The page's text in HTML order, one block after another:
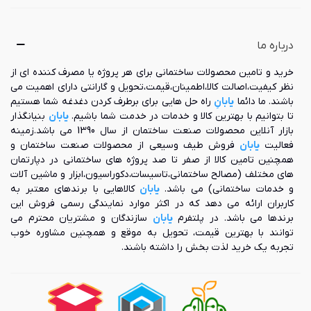
قرار گیرد. مهم‌ترین چالشی که این محصول دارد، سنگینی و جاگیر
بودن آن است؛ که شرایط حمل و استقرار آن ها را با دشواری مواجه
کرده است. لذا با کوچک شدن متراژ خانه‌های امروزی، این محصول
نیز از خانه‌ها رخت بربسته‌ است. همچنین باید اشاره کنیم که این
محصول از طراحی متنوعی برخوردار نبوده و می‌تواند به صورت
گازی، برقی و یا برقی - گازی مورد استفاده قرار گیرد.
2) اجاق گاز کشویی: این مدل، یک دسته خاص از اجاق گازهای مبله
می باشد؛ با این تفاوت که در این محصول، محفظه فر به صورت جدا
و تفکیک شده قرار دارد. بدین ترتیب می‌توان به طور همزمان دو
نوع غذای مختلف را در دو طبقه مجزای آن آماده سازی کرد.
همچنین باید خاطر نشان شویم که این مدل در مقایسه با اجاق
گازهای مبله از ساختار ظاهری زیباتری برخوردار می باشند.
3) اجاق گاز صفحه‌ای (توکار): این محصول به عنوان بهترین گزینه
توکار نصب گردد. البته زیبایی و سازگاری با دکوراسیون و توان سِت
شدن این مدل به اندازه‌ای است که حتی در آشپزخانه‌های بزرگ نیز
به عنوان بهترین گزینه در نظر گرفته می‌شود. به طور کلی این
درباره ما
خرید و تامین محصولات ساختمانی برای هر پروژه یا مصرف کننده ای از
نظر کیفیت،اصالت کالا،اطمینان،قیمت،تحویل و گارانتی دارای اهمیت می
باشند. ما دائما یابانِ راه حل هایی برای برطرف کردن دغدغه شما هستیم
تا بتوانیم با بهترین کالا و خدمات در خدمت شما باشیم.یابان بنیانگذار
بازار آنلاین محصولات صنعت ساختمان از سال 1390 می باشد.زمینه
فعالیتیابان فروش طیف وسیعی از محصولات صنعت ساختمان و
همچنین تامین کالا از صفر تا صد پروژه های ساختمانی در دپارتمان
های مختلف (مصالح ساختمانی،تاسیسات،دکوراسیون،ابزار و ماشین آلات
و خدمات ساختمانی) می باشد.یابان کالاهایی با برندهای معتبر به
کاربران ارائه می دهد که در اکثر موارد نمایندگی رسمی فروش این
برندها می باشد. در پلتفرمیابان سازندگان و مشتریان محترم می
توانند با بهترین قیمت، تحویل به موقع و همچنین مشاوره خوب
تجربه یک خرید لذت بخش را داشته باشند.